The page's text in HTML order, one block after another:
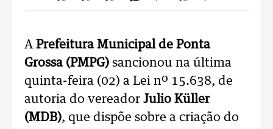
A Prefeitura Municipal de Ponta
Grossa (PMPG) sancionou na última
quinta-feira (02) a Lei nº 15.638, de
autoria do vereador Julio Küller
(MDB), que dispõe sobre a criação do